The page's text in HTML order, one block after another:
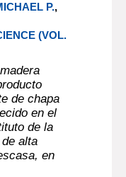
P.,
(VOL.
de chapa
en el
de la
alta
en